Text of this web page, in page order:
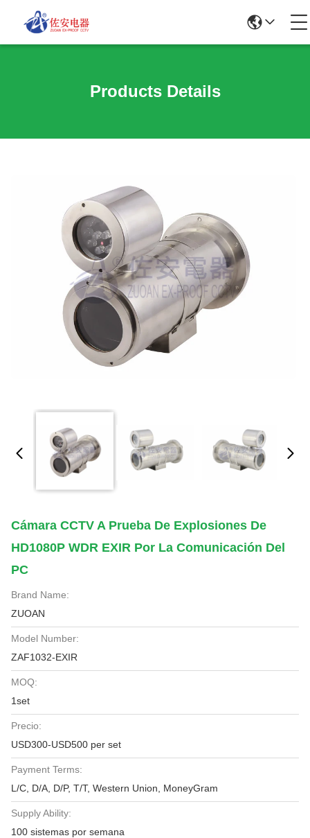
Products Details
Cámara CCTV A Prueba De Explosiones De
HD1080P WDR EXIR Por La Comunicación Del
PC
Brand Name:
ZUOAN
Model Number:
ZAF1032-EXIR
MOQ:
1set
Precio:
USD300-USD500 per set
Payment Terms:
L/C, D/A, D/P, T/T, Western Union, MoneyGram
Supply Ability:
100 sistemas por semana